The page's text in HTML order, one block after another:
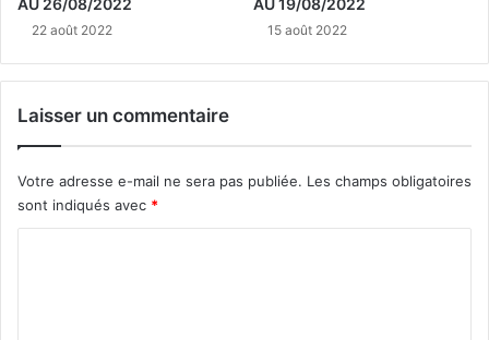
AU 26/08/2022
22 août 2022
AU 19/08/2022
15 août 2022
Laisser un commentaire
Votre adresse e-mail ne sera pas publiée. Les champs obligatoires
sont indiqués avec *